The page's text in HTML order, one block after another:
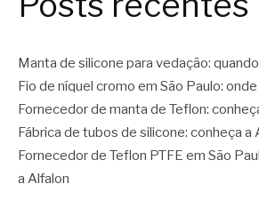
Manta de silicone para vedação:
Fio de níquel cromo em São Paulo:
Fornecedor de manta de Teflon:
Fábrica de tubos de silicone: conheça a
Fornecedor de Teflon PTFE em São
a Alfalon